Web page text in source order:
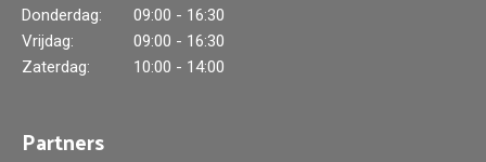
Donderdag:
09:00 - 16:30
Vrijdag:
09:00 - 16:30
Zaterdag:
10:00 - 14:00
Partners